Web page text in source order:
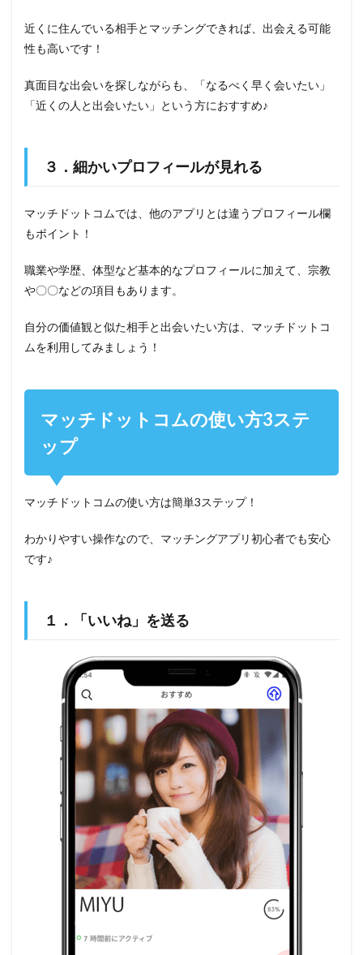
近くに住んでいる相手とマッチングできれば、出会える可能
性も高いです！
真面目な出会いを探しながらも、「なるべく早く会いたい」
「近くの人と出会いたい」という方におすすめ♪
３．細かいプロフィールが見れる
マッチドットコムでは、他のアプリとは違うプロフィール欄
もポイント！
職業や学歴、体型など基本的なプロフィールに加えて、宗教
や〇〇などの項目もあります。
自分の価値観と似た相手と出会いたい方は、マッチドットコ
ムを利用してみましょう！
マッチドットコムの使い方3ステ
ップ
マッチドットコムの使い方は簡単3ステップ！
わかりやすい操作なので、マッチングアプリ初心者でも安心
です♪
１．「いいね」を送る